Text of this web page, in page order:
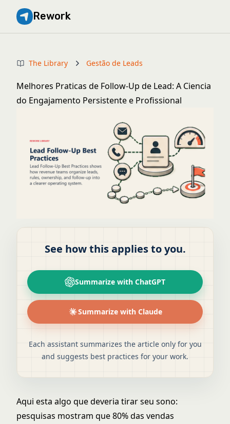
Rework
The Library Gestão de Leads
Melhores Praticas de Follow-Up de Lead: A Ciencia
do Engajamento Persistente e Profissional
See how this applies to you.
Summarize with ChatGPT
Summarize with Claude
Each assistant summarizes the article only for you
and suggests best practices for your work.
Aqui esta algo que deveria tirar seu sono:
pesquisas mostram que 80% das vendas